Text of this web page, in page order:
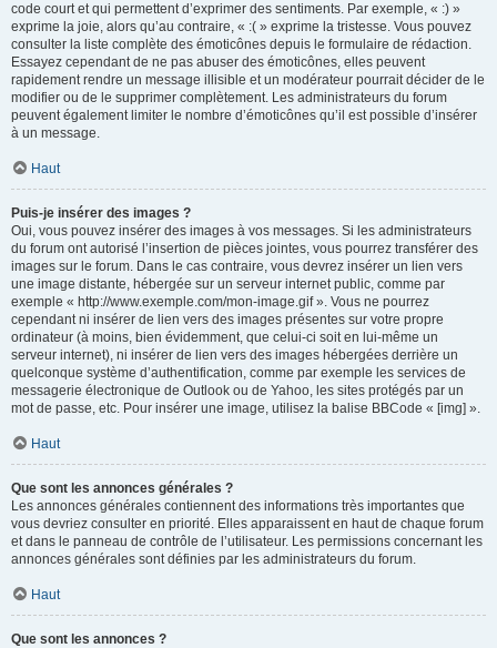
code court et qui permettent d’exprimer des sentiments. Par exemple, « :) »
exprime la joie, alors qu’au contraire, « :( » exprime la tristesse. Vous pouvez
consulter la liste complète des émoticônes depuis le formulaire de rédaction.
Essayez cependant de ne pas abuser des émoticônes, elles peuvent
rapidement rendre un message illisible et un modérateur pourrait décider de le
modifier ou de le supprimer complètement. Les administrateurs du forum
peuvent également limiter le nombre d’émoticônes qu’il est possible d’insérer
à un message.
Haut
Puis-je insérer des images ?
Oui, vous pouvez insérer des images à vos messages. Si les administrateurs
du forum ont autorisé l’insertion de pièces jointes, vous pourrez transférer des
images sur le forum. Dans le cas contraire, vous devrez insérer un lien vers
une image distante, hébergée sur un serveur internet public, comme par
exemple « http://www.exemple.com/mon-image.gif ». Vous ne pourrez
cependant ni insérer de lien vers des images présentes sur votre propre
ordinateur (à moins, bien évidemment, que celui-ci soit en lui-même un
serveur internet), ni insérer de lien vers des images hébergées derrière un
quelconque système d’authentification, comme par exemple les services de
messagerie électronique de Outlook ou de Yahoo, les sites protégés par un
mot de passe, etc. Pour insérer une image, utilisez la balise BBCode « [img] ».
Haut
Que sont les annonces générales ?
Les annonces générales contiennent des informations très importantes que
vous devriez consulter en priorité. Elles apparaissent en haut de chaque forum
et dans le panneau de contrôle de l’utilisateur. Les permissions concernant les
annonces générales sont définies par les administrateurs du forum.
Haut
Que sont les annonces ?